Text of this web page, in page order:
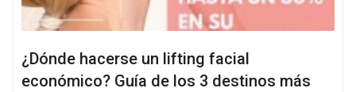
¿Dónde hacerse un lifting facial
económico? Guía de los 3 destinos más